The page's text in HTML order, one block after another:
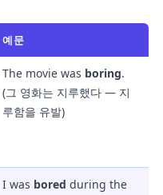
예문
The movie was boring.
(그 영화는 지루했다 — 지
루함을 유발)
I was bored during the